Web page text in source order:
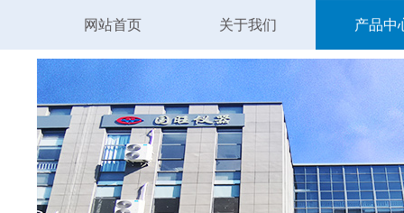
网站首页 关于我们 产品中